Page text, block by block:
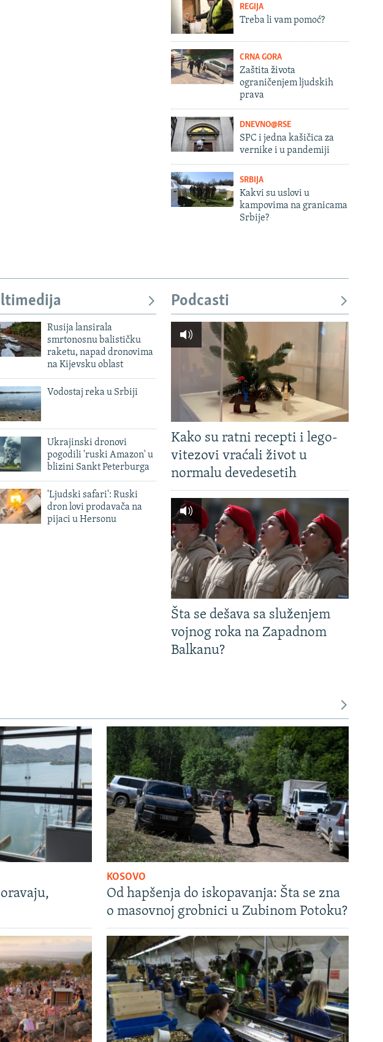
REGIJA
Treba li vam pomoć?
CRNA GORA
Zaštita života
ograničenjem ljudskih
prava
DNEVNO@RSE
SPC i jedna kašičica za
vernike i u pandemiji
SRBIJA
Kakvi su uslovi u
kampovima na granicama
Srbije?
Rusija lansirala
smrtonosnu balističku
raketu, napad dronovima
na Kijevsku oblast
Vodostaj reka u Srbiji
Ukrajinski dronovi
pogodili 'ruski Amazon' u
blizini Sankt Peterburga
'Ljudski safari': Ruski
dron lovi prodavača na
pijaci u Hersonu
Podcasti
Kako su ratni recepti i lego-
vitezovi vraćali život u
normalu devedesetih
Šta se dešava sa služenjem
vojnog roka na Zapadnom
Balkanu?
KOSOVO
Od hapšenja do iskopavanja: Šta se zna
o masovnoj grobnici u Zubinom Potoku?